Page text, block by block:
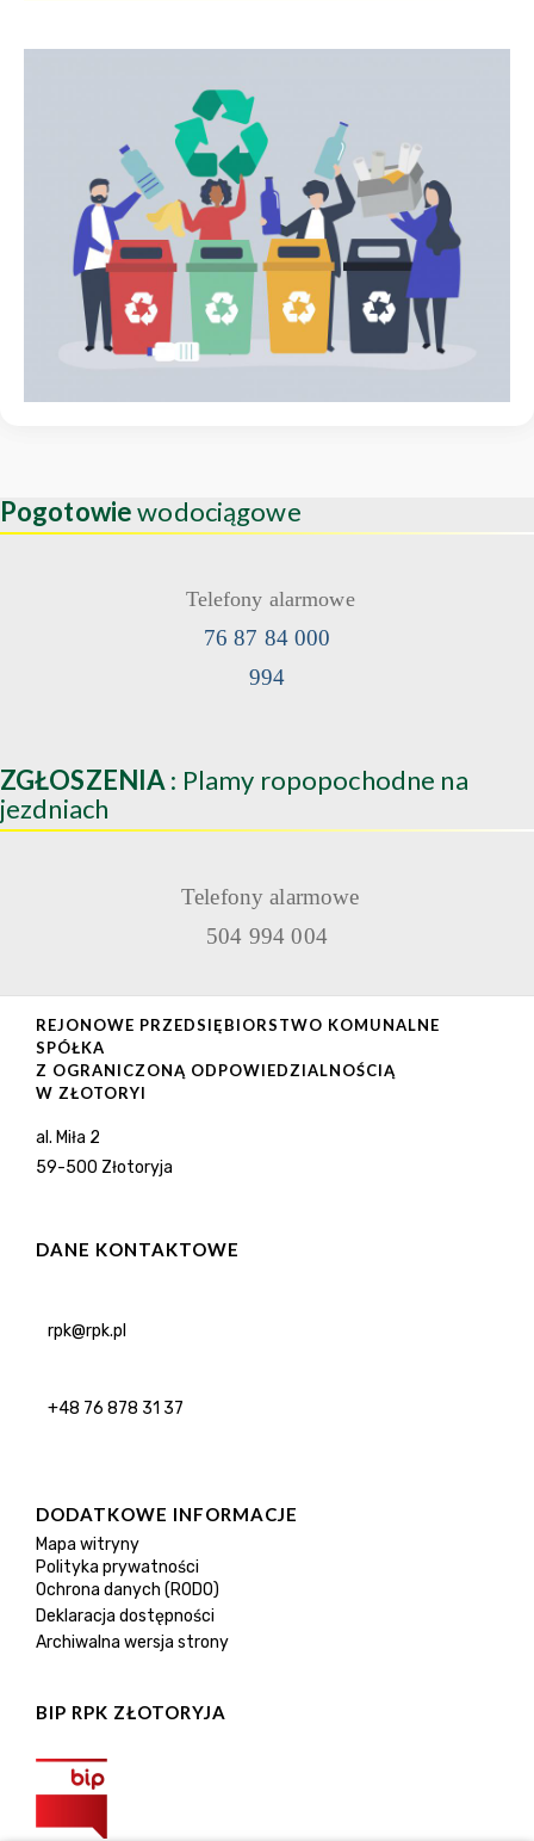
Pogotowiewodociągowe
Telefony alarmowe
76 87 84 000
994
ZGŁOSZENIA : Plamy ropopochodne na
jezdniach
Telefony alarmowe
504 994 004
REJONOWE PRZEDSIĘBIORSTWO KOMUNALNE
SPÓŁKA
Z OGRANICZONĄ ODPOWIEDZIALNOŚCIĄ
W ZŁOTORYI
al. Miła 2
59-500 Złotoryja
DANE KONTAKTOWE
rpk@rpk.pl
+48 76 878 31 37
DODATKOWE INFORMACJE
Mapa witryny
Polityka prywatności
Ochrona danych (RODO)
Deklaracja dostępności
Archiwalna wersja strony
BIP RPK ZŁOTORYJA